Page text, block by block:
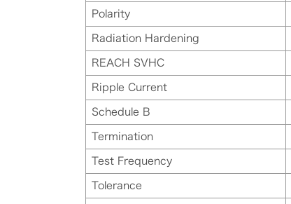
Polarity
Radiation Hardening
REACH SVHC
Ripple Current
Schedule B
Termination
Test Frequency
Tolerance